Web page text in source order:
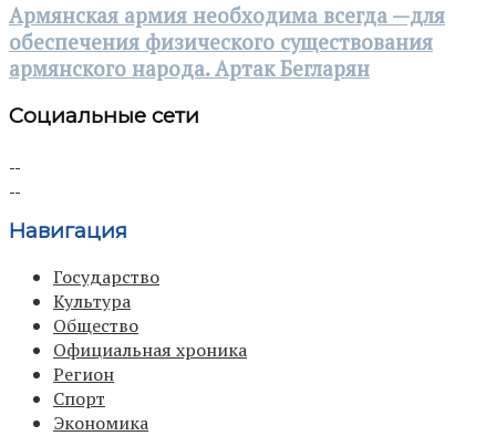
Армянская армия необходима всегда —для
обеспечения физического существования
армянского народа. Артак Бегларян
Социальные сети
Навигация
Государство
Культура
Общество
Официальная хроника
Регион
Спорт
Экономика